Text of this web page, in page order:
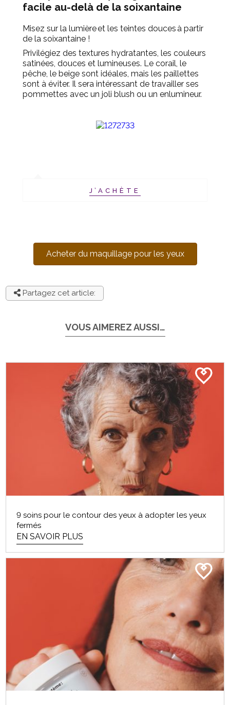
facile au-delà de la soixantaine
Misez sur la lumière et les teintes doucesà partir
de la soixantaine !
Privilégiez des textures hydratantes, les couleurs
satinées, douces et lumineuses. Le corail, le
pêche, le beige sont idéales, mais les paillettes
sont à éviter. Il sera intéressant de travailler ses
pommettes avec un joli blush ou un enlumineur.
J’ACHÈTE
Acheter du maquillage pour les yeux
Partagez cet article:
VOUS AIMEREZ AUSSI…
9 soins pour le contour des yeux à adopter les yeux
fermés
EN SAVOIR PLUS